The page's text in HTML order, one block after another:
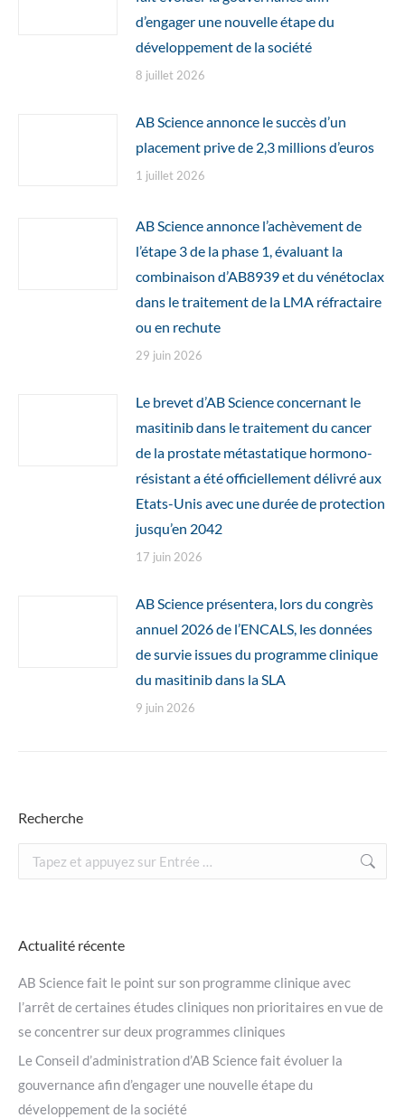
d’engager une nouvelle étape du
développement de la société
8 juillet 2026
AB Science annonce le succès d’un
placement prive de 2,3 millions d’euros
1 juillet 2026
AB Science annonce l’achèvement de
l’étape 3 de la phase 1, évaluant la
combinaison d’AB8939 et du vénétoclax
dans le traitement de la LMA réfractaire
ou en rechute
29 juin 2026
Le brevet d’AB Science concernant le
masitinib dans le traitement du cancer
de la prostate métastatique hormono-
résistant a été officiellement délivré aux
Etats-Unis avec une durée de protection
jusqu’en 2042
17 juin 2026
AB Science présentera, lors du congrès
annuel 2026 de l’ENCALS, les données
de survie issues du programme clinique
du masitinib dans la SLA
9 juin 2026
Recherche
Recherche
:
Actualité récente
AB Science fait le point sur son programme clinique avec
l’arrêt de certaines études cliniques non prioritaires en vue de
se concentrer sur deux programmes cliniques
Le Conseil d’administration d’AB Science fait évoluer la
gouvernance afin d’engager une nouvelle étape du
développement de la société